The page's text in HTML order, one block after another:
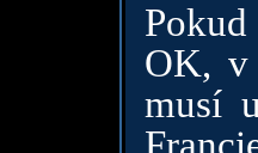
OK, v
musí